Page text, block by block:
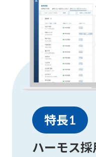
特長1
ハーモス